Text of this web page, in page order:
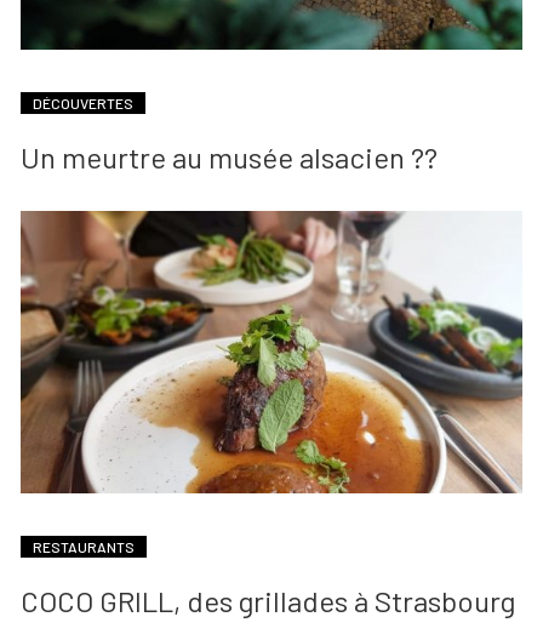
DÉCOUVERTES
Un meurtre au musée alsacien ??
RESTAURANTS
COCO GRILL, des grillades à Strasbourg